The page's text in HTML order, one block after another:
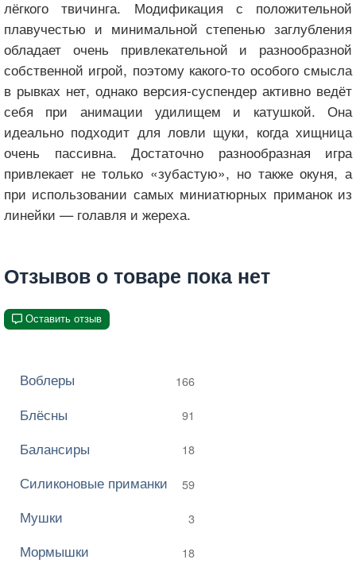
лёгкого твичинга. Модификация с положительной
плавучестью и минимальной степенью заглубления
обладает очень привлекательной и разнообразной
собственной игрой, поэтому какого-то особого смысла
в рывках нет, однако версия-суспендер активно ведёт
себя при анимации удилищем и катушкой. Она
идеально подходит для ловли щуки, когда хищница
очень пассивна. Достаточно разнообразная игра
привлекает не только «зубастую», но также окуня, а
при использовании самых миниатюрных приманок из
линейки — голавля и жереха.
Отзывов о товаре пока нет
Оставить отзыв
Воблеры 166
Блёсны 91
Балансиры 18
Силиконовые приманки 59
Мушки 3
Мормышки 18